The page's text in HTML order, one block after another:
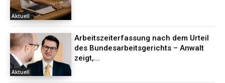
Aktuell
Aktuell
Arbeitszeiterfassung nach dem Urteil
des Bundesarbeitsgerichts – Anwalt
zeigt,...